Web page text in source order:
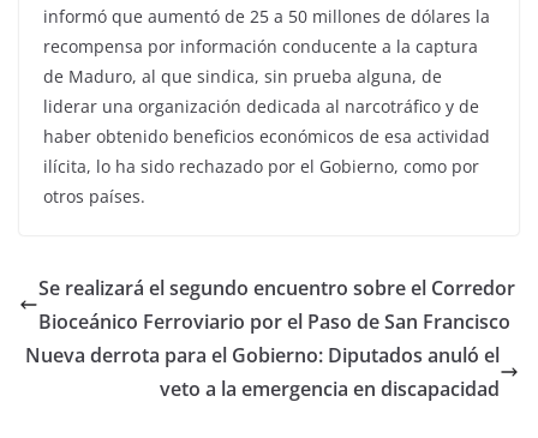
informó que aumentó de 25 a 50 millones de dólares la
recompensa por información conducente a la captura
de Maduro, al que sindica, sin prueba alguna, de
liderar una organización dedicada al narcotráfico y de
haber obtenido beneficios económicos de esa actividad
ilícita, lo ha sido rechazado por el Gobierno, como por
otros países.
Se realizará el segundo encuentro sobre el Corredor
Bioceánico Ferroviario por el Paso de San Francisco
Nueva derrota para el Gobierno: Diputados anuló el
veto a la emergencia en discapacidad